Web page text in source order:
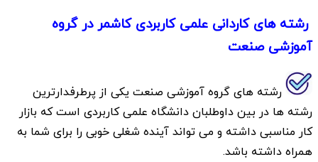
رشته های کاردانی علمی کاربردی کاشمر در گروه
آموزشی صنعت
رشته های گروه آموزشی صنعت یکی از پرطرفدارترین
رشته ها در بین داوطلبان دانشگاه علمی کاربردی است که بازار
کار مناسبی داشته و می تواند آینده شغلی خوبی را برای شما به
همراه داشته باشد.